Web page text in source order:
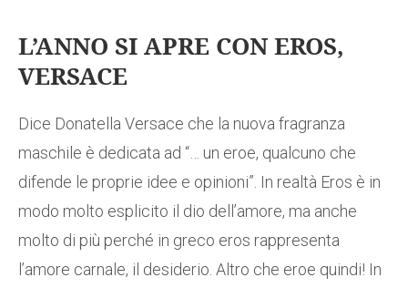
L’ANNO SI APRE CON EROS,
VERSACE
Dice Donatella Versace che la nuova fragranza
maschile è dedicata ad “… un eroe, qualcuno che
difende le proprie idee e opinioni”. In realtà Eros è in
modo molto esplicito il dio dell’amore, ma anche
molto di più perché in greco eros rappresenta
l’amore carnale, il desiderio. Altro che eroe quindi! In